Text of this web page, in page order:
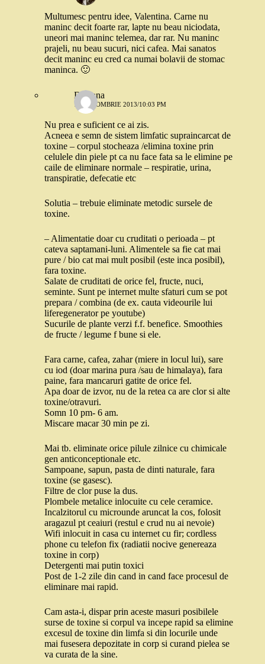
Multumesc pentru idee, Valentina. Carne nu
maninc decit foarte rar, lapte nu beau niciodata,
uneori mai maninc telemea, dar rar. Nu maninc
prajeli, nu beau sucuri, nici cafea. Mai sanatos
decit maninc eu cred ca numai bolavii de stomac
maninca. 🙂
Daciana
10 OCTOMBRIE 2013/10:03 PM
Nu prea e suficient ce ai zis.
Acneea e semn de sistem limfatic supraincarcat de
toxine – corpul stocheaza /elimina toxine prin
celulele din piele pt ca nu face fata sa le elimine pe
caile de eliminare normale – respiratie, urina,
transpiratie, defecatie etc
Solutia – trebuie eliminate metodic sursele de
toxine.
– Alimentatie doar cu cruditati o perioada – pt
cateva saptamani-luni. Alimentele sa fie cat mai
pure / bio cat mai mult posibil (este inca posibil),
fara toxine.
Salate de cruditati de orice fel, fructe, nuci,
seminte. Sunt pe internet multe sfaturi cum se pot
prepara / combina (de ex. cauta videourile lui
liferegenerator pe youtube)
Sucurile de plante verzi f.f. benefice. Smoothies
de fructe / legume f bune si ele.
Fara carne, cafea, zahar (miere in locul lui), sare
cu iod (doar marina pura /sau de himalaya), fara
paine, fara mancaruri gatite de orice fel.
Apa doar de izvor, nu de la retea ca are clor si alte
toxine/otravuri.
Somn 10 pm- 6 am.
Miscare macar 30 min pe zi.
Mai tb. eliminate orice pilule zilnice cu chimicale
gen anticonceptionale etc.
Sampoane, sapun, pasta de dinti naturale, fara
toxine (se gasesc).
Filtre de clor puse la dus.
Plombele metalice inlocuite cu cele ceramice.
Incalzitorul cu microunde aruncat la cos, folosit
aragazul pt ceaiuri (restul e crud nu ai nevoie)
Wifi inlocuit in casa cu internet cu fir; cordless
phone cu telefon fix (radiatii nocive genereaza
toxine in corp)
Detergenti mai putin toxici
Post de 1-2 zile din cand in cand face procesul de
eliminare mai rapid.
Cam asta-i, dispar prin aceste masuri posibilele
surse de toxine si corpul va incepe rapid sa elimine
excesul de toxine din limfa si din locurile unde
mai fusesera depozitate in corp si curand pielea se
va curata de la sine.